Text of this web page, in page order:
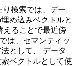
検索では、デー
め込みベクトルと
えることで最近傍
は、セマンティッ
として、 データ
ベクトルとして使